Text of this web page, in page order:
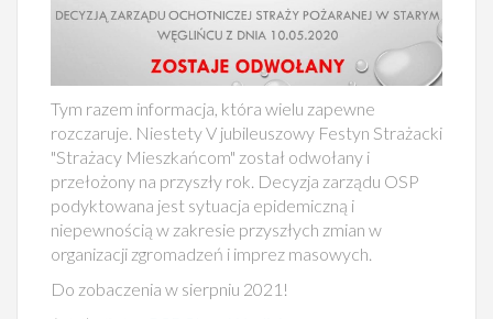
Tym razem informacja, która wielu zapewne
rozczaruje. Niestety V jubileuszowy Festyn Strażacki
"Strażacy Mieszkańcom" został odwołany i
przełożony na przyszły rok. Decyzja zarządu OSP
podyktowana jest sytuacja epidemiczną i
niepewnością w zakresie przyszłych zmian w
organizacji zgromadzeń i imprez masowych.
Do zobaczenia w sierpniu 2021!